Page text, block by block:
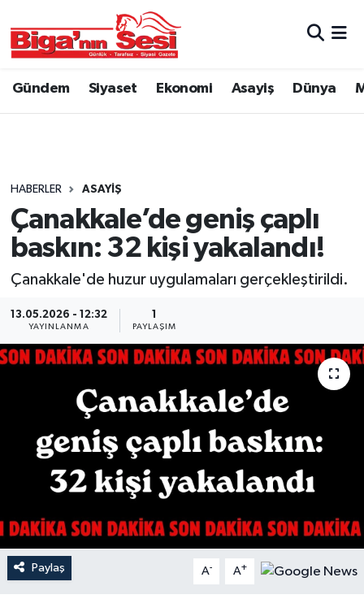
Gündem Siyaset Ekonomi Asayiş Dünya
HABERLER ASAYIŞ
Çanakkale’de geniş çaplı
baskın: 32 kişi yakalandı!
Çanakkale'de huzur uygulamaları gerçekleştirildi.
13.05.2026 - 12:32
YAYINLANMA
1
PAYLAŞIM
Paylaş A- A+
Asayiş
Belediye
Dünya
Ekonomi
Genel
Gündem
Hava Durumu
İlan
Kültür Sanat
Magazin
Çanakkale Hava Durumu
Tüm Manşetler
Son Dakika Haberleri